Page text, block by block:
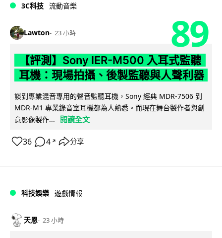
3C科技 流動音樂
Lawton 23 小時 89
【評測】Sony IER-M500 入耳式監聽
耳機：現場拍攝、後製監聽與人聲利器
談到專業混音專用的聲音監聽耳機，Sony 經典 MDR-7506 到
MDR-M1 專業錄音室耳機都為人熟悉。而現在舞台製作者與創
意影像製作...
閱讀全文
36 4 ↗ 分享
科技娛樂 遊戲情報
天恩 23 小時